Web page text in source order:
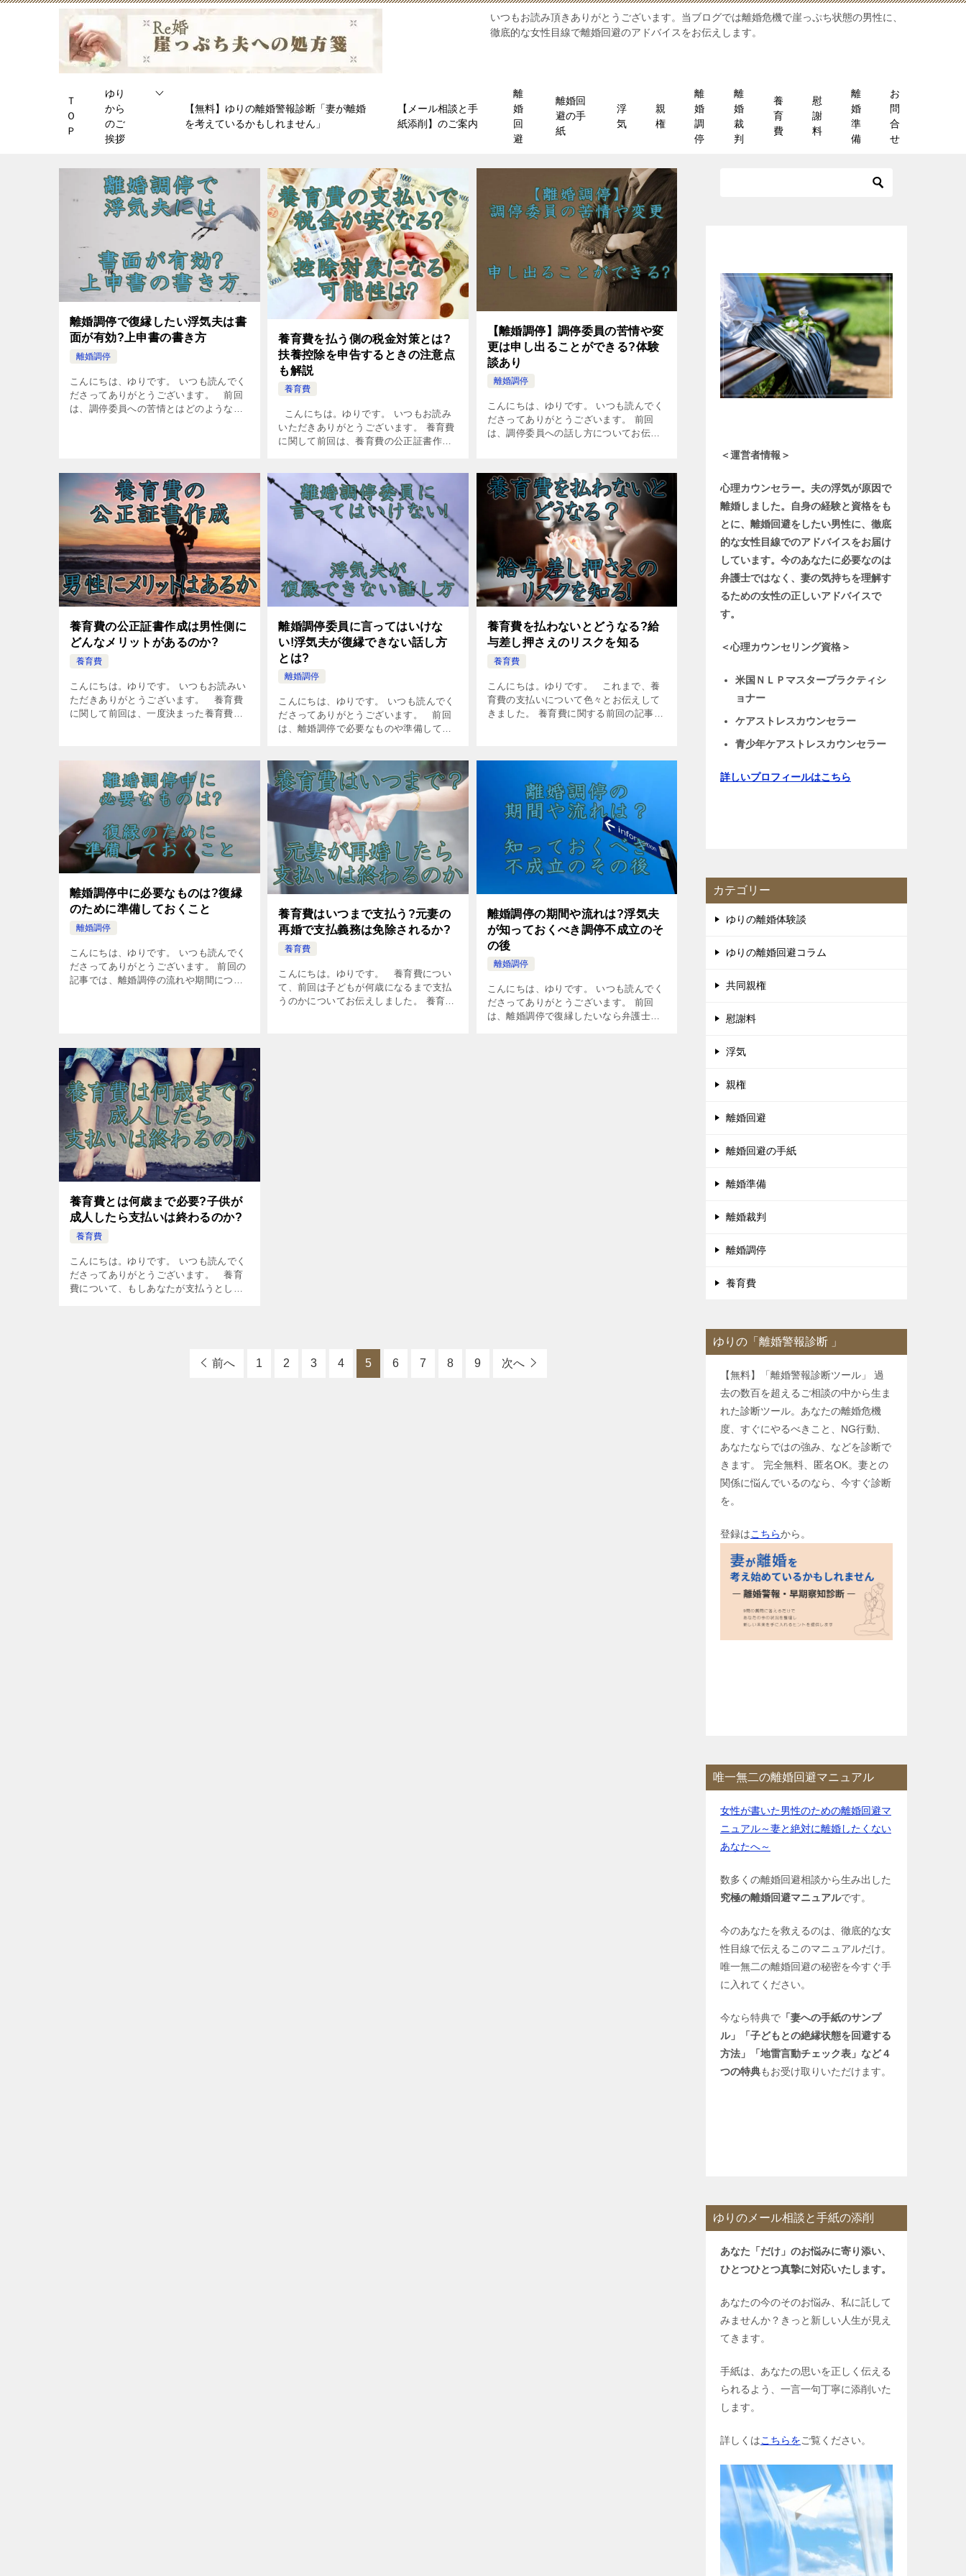
いつもお読み頂きありがとうございます。当ブログでは離婚危機で崖っぷち状態の男性に、
徹底的な女性目線で離婚回避のアドバイスをお伝えします。
Ｔ
Ｏ
Ｐ
ゆり
から
のご
挨拶
【無料】ゆりの離婚警報診断「妻が離婚
を考えているかもしれません」
【メール相談と手
紙添削】のご案内
離
婚
回
避
離婚回
避の手
紙
浮
気
親
権
離
婚
調
停
離
婚
裁
判
養
育
費
慰
謝
料
離
婚
準
備
お
問
合
せ
離婚調停で復縁したい浮気夫は書
面が有効?上申書の書き方
離婚調停
こんにちは、ゆりです。 いつも読んでく
ださってありがとうございます。 前回
は、調停委員への苦情とはどのようなも
養育費を払う側の税金対策とは?
扶養控除を申告するときの注意点
も解説
養育費
こんにちは。ゆりです。 いつもお読み
いただきありがとうございます。 養育費
に関して前回は、養育費の公正証書作成
トがあるのか? &nb […]
【離婚調停】調停委員の苦情や変
更は申し出ることができる?体験
談あり
離婚調停
こんにちは、ゆりです。 いつも読んでく
ださってありがとうございます。 前回
は、調停委員への話し方についてお伝え
なさんは調停委員にど […]
養育費の公正証書作成は男性側に
どんなメリットがあるのか?
養育費
こんにちは。ゆりです。 いつもお読みい
ただきありがとうございます。 養育費
に関して前回は、一度決まった養育費を
離婚調停委員に言ってはいけな
い!浮気夫が復縁できない話し方
とは?
離婚調停
こんにちは、ゆりです。 いつも読んでく
ださってありがとうございます。 前回
は、離婚調停で必要なものや準備してお
ために準備しておくこと […]
養育費を払わないとどうなる?給
与差し押さえのリスクを知る
養育費
こんにちは。ゆりです。 これまで、養
育費の支払いについて色々とお伝えして
きました。 養育費に関する前回の記事は
離婚調停中に必要なものは?復縁
のために準備しておくこと
離婚調停
こんにちは、ゆりです。 いつも読んでく
ださってありがとうございます。 前回の
記事では、離婚調停の流れや期間につい
養育費はいつまで支払う?元妻の
再婚で支払義務は免除されるか?
養育費
こんにちは。ゆりです。 養育費につい
て、前回は子どもが何歳になるまで支払
うのかについてお伝えしました。 養育費
離婚調停の期間や流れは?浮気夫
が知っておくべき調停不成立のそ
の後
離婚調停
こんにちは、ゆりです。 いつも読んでく
ださってありがとうございます。 前回
は、離婚調停で復縁したいなら弁護士を
養育費とは何歳まで必要?子供が
成人したら支払いは終わるのか?
養育費
こんにちは。ゆりです。 いつも読んでく
ださってありがとうございます。 養育
費について、もしあなたが支払うとした
前へ 1 2 3 4 5 6 7 8 9 次へ
＜運営者情報＞
心理カウンセラー。夫の浮気が原因で
離婚しました。自身の経験と資格をも
とに、離婚回避をしたい男性に、徹底
的な女性目線でのアドバイスをお届け
しています。今のあなたに必要なのは
弁護士ではなく、妻の気持ちを理解す
るための女性の正しいアドバイスで
す。
＜心理カウンセリング資格＞
米国ＮＬＰマスタープラクティシ
ョナー
ケアストレスカウンセラー
青少年ケアストレスカウンセラー
詳しいプロフィールはこちら
カテゴリー
ゆりの離婚体験談
ゆりの離婚回避コラム
共同親権
慰謝料
浮気
親権
離婚回避
離婚回避の手紙
離婚準備
離婚裁判
離婚調停
養育費
ゆりの「離婚警報診断 」
【無料】「離婚警報診断ツール」 過
去の数百を超えるご相談の中から生ま
れた診断ツール。あなたの離婚危機
度、すぐにやるべきこと、NG行動、
あなたならではの強み、などを診断で
きます。 完全無料、匿名OK。妻との
関係に悩んでいるのなら、今すぐ診断
を。
登録はこちらから。
唯一無二の離婚回避マニュアル
女性が書いた男性のための離婚回避マ
ニュアル～妻と絶対に離婚したくない
あなたへ～
数多くの離婚回避相談から生み出した
究極の離婚回避マニュアルです。
今のあなたを救えるのは、徹底的な女
性目線で伝えるこのマニュアルだけ。
唯一無二の離婚回避の秘密を今すぐ手
に入れてください。
今なら特典で 「妻への手紙のサンプ
ル」「子どもとの絶縁状態を回避する
方法」「地雷言動チェック表」など４
つの特典もお受け取りいただけます。
ゆりのメール相談と手紙の添削
あなた「だけ」のお悩みに寄り添い、
ひとつひとつ真摯に対応いたします。
あなたの今のそのお悩み、私に託して
みませんか？きっと新しい人生が見え
てきます。
手紙は、あなたの思いを正しく伝える
られるよう、一言一句丁寧に添削いた
します。
詳しくはこちらをご覧ください。